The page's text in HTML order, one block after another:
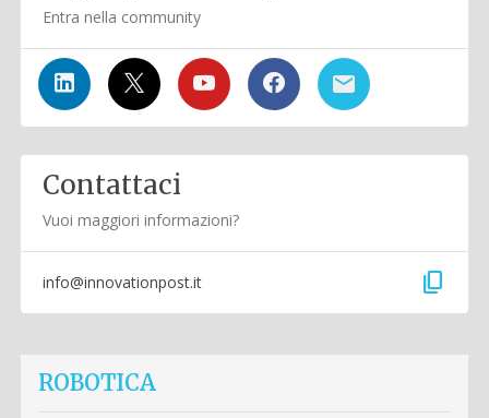
Entra nella community
Contattaci
Vuoi maggiori informazioni?
info@innovationpost.it content_copy
ROBOTICA